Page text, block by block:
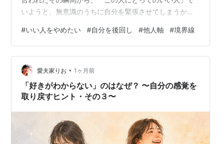
いようと、無意識のうちに自分を緊張させてしまうから
てくれるのでしょうか。 ◆あなたの畑とわたしの畑 みな
さんは、こんなことはありませんか。 気が付くと、他人
の世話ばかり焼いて、つい自分のことを疎かにしてしま
う 自分も余裕はないのに、困っている人を放っておけな
い 本当はイヤなのに、頼まれると断れない 期待される
と、つい必要以上に頑張ってしまう …
#いい人をやめたい #自分を後回し #他人軸 #境界線
愛夫家りお • 1ヶ月前
「好きがわからない」のはなぜ？ 〜自分の感覚を
取り戻すヒント・その３〜